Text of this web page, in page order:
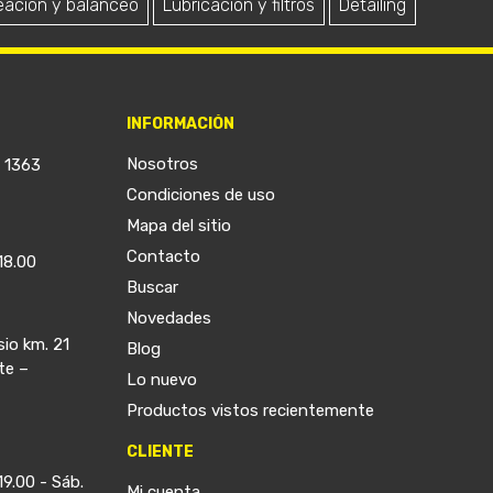
y balanceo Lubricación y filtros Detailing
km. 21
–
- Sáb.
INFORMACIÓN
Nosotros
Condiciones de uso
Mapa del sitio
Contacto
Buscar
Novedades
Blog
Lo nuevo
Productos vistos recientemente
CLIENTE